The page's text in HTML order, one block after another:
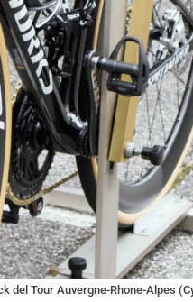
del Tour Auvergne-Rhone-Alpes